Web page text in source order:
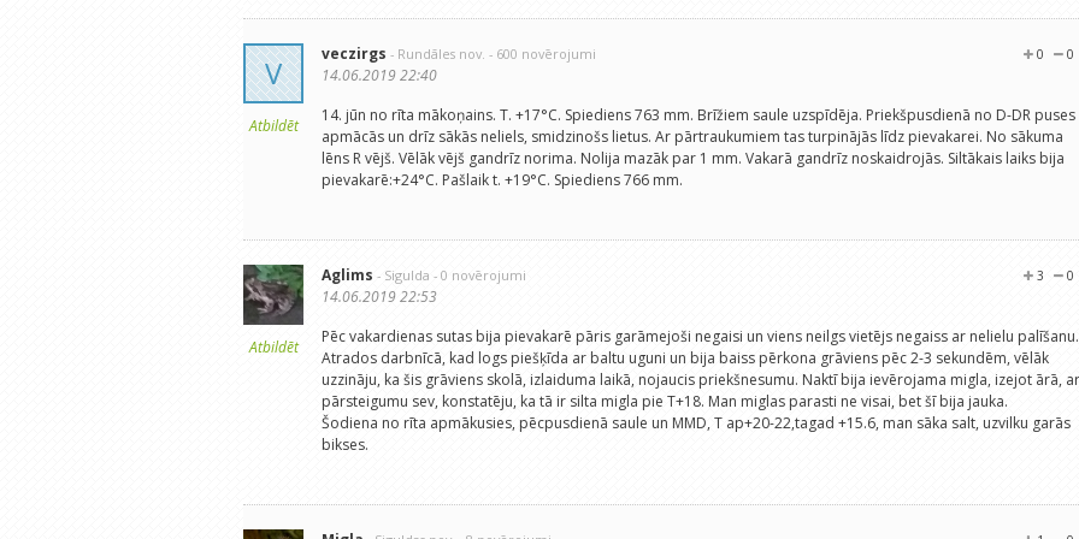
V
Atbildēt
veczirgs - Rundāles nov. - 600 novērojumi 0
0
14.06.2019 22:40
14. jūn no rīta mākoņains. T. +17°C. Spiediens 763 mm. Brīžiem saule uzspīdēja. Priekšpusdienā no D-DR puses
apmācās un drīz sākās neliels, smidzinošs lietus. Ar pārtraukumiem tas turpinājās līdz pievakarei. No sākuma
lēns R vējš. Vēlāk vējš gandrīz norima. Nolija mazāk par 1 mm. Vakarā gandrīz noskaidrojās. Siltākais laiks bija
pievakarē:+24°C. Pašlaik t. +19°C. Spiediens 766 mm.
Atbildēt
Aglims - Sigulda - 0 novērojumi 0
3
14.06.2019 22:53
Pēc vakardienas sutas bija pievakarē pāris garāmejoši negaisi un viens neilgs vietējs negaiss ar nelielu palīšanu.
Atrados darbnīcā, kad logs piešķīda ar baltu uguni un bija baiss pērkona grāviens pēc 2-3 sekundēm, vēlāk
uzzināju, ka šis grāviens skolā, izlaiduma laikā, nojaucis priekšnesumu. Naktī bija ievērojama migla, izejot ārā, ar
pārsteigumu sev, konstatēju, ka tā ir silta migla pie T+18. Man miglas parasti ne visai, bet šī bija jauka.
Šodiena no rīta apmākusies, pēcpusdienā saule un MMD, T ap+20-22,tagad +15.6, man sāka salt, uzvilku garās
bikses.